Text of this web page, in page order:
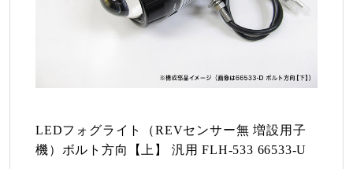
LEDフォグライト（REVセンサー無 増設用子
機）ボルト方向【上】 汎用 FLH-533 66533-U